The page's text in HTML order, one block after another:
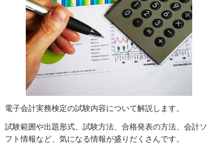
電子会計実務検定の試験内容について解説します。
試験範囲や出題形式、試験方法、合格発表の方法、会計ソ
フト情報など、気になる情報が盛りだくさんです。